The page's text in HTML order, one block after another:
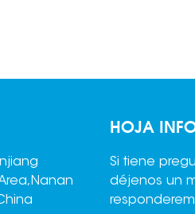
sistema
de la
del
HOJA
Si tiene
déjenos un